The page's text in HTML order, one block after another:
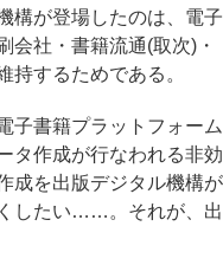
構が登場したのは、電子
会社・書籍流通(取次)・
持するためである。
子書籍プラットフォーム
タ作成が行なわれる非効
成を出版デジタル機構が
したい……。それが、出